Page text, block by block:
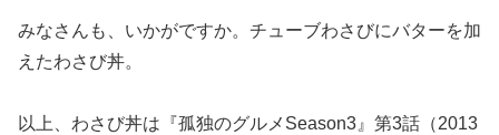
みなさんも、いかがですか。チューブわさびにバターを加
えたわさび丼。
以上、わさび丼は『孤独のグルメSeason3』第3話（2013